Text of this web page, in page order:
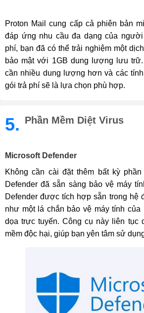
Proton Mail cung cấp cả phiên bản
đáp ứng nhu cầu đa dạng của
phí, bạn đã có thể trải nghiệm một
bảo mật với 1GB dung lượng lưu
cần nhiều dung lượng hơn và các
gói trả phí sẽ là lựa chọn phù hợp.
5. Phần Mềm Diệt Virus
Microsoft Defender
Không cần cài đặt thêm bất kỳ phần
Defender đã sẵn sàng bảo vệ máy
Defender được tích hợp sẵn trong hệ
như một lá chắn bảo vệ máy tính của
dọa trực tuyến. Công cụ này liên tục
mềm độc hại, giúp bạn yên tâm sử